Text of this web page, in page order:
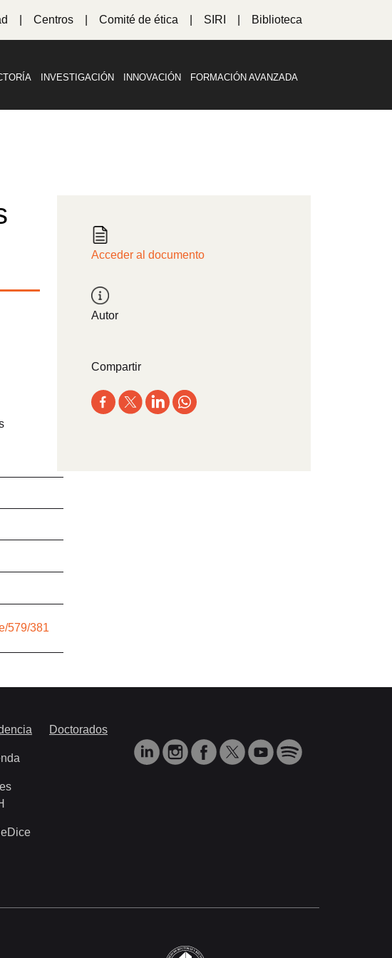
Centros Comité de ética SIRI Biblioteca
INVESTIGACIÓN INNOVACIÓN FORMACIÓN AVANZADA
579/381
Acceder al documento
Autor
Compartir
Doctorados